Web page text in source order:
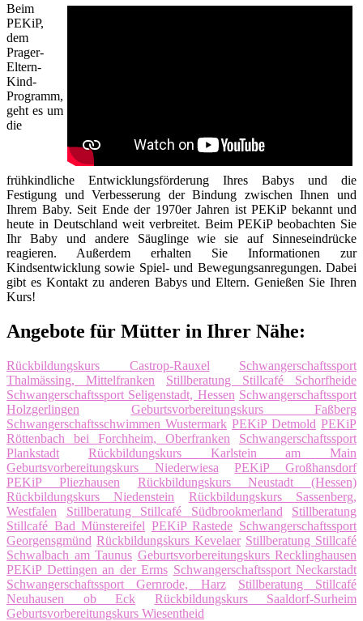
Beim
PEKiP,
dem
Prager-
Eltern-
Kind-
Programm,
geht es um
die
frühkindliche Entwicklungsförderung Ihres Babys und die
Festigung und Verbesserung der Bindung zwischen Ihnen und
Ihrem Baby. Seit Ende der 1970er Jahren ist PEKiP bekannt und
heute in Deutschland weit verbreitet. Beim PEKiP beobachten Sie
Ihr Baby und andere Säuglinge wie sie auf Sinneseindrücke
reagieren. Außerdem erhalten Sie Informationen zur
Kindsentwicklung sowie Spiel- und Bewegungsanregungen. Dabei
gibt es Kontakt zu anderen Babys und Eltern. Genießen Sie Ihren
Kurs!
Angebote für Mütter in Ihrer Nähe:
Rückbildungskurs Castrop-Rauxel
Schwangerschaftssport
Thalmässing, Mittelfranken
Stillberatung Stillcafé Schorfheide
Schwangerschaftssport Seligenstadt, Hessen Schwangerschaftssport
Holzgerlingen
Geburtsvorbereitungskurs Faßberg
Schwangerschaftsschwimmen Wustermark PEKiP Detmold PEKiP
Röttenbach bei Forchheim, Oberfranken
Schwangerschaftssport
Plankstadt
Rückbildungskurs Karlstein am Main
Geburtsvorbereitungskurs Niederwiesa
PEKiP Großhansdorf
PEKiP Pliezhausen
Rückbildungskurs Neustadt (Hessen)
Rückbildungskurs Niedenstein
Rückbildungskurs Sassenberg,
Westfalen
Stillberatung Stillcafé Südbrookmerland
Stillberatung
Stillcafé Bad Münstereifel PEKiP Rastede Schwangerschaftssport
Georgensgmünd Rückbildungskurs Kevelaer Stillberatung Stillcafé
Schwalbach am Taunus Geburtsvorbereitungskurs Recklinghausen
PEKiP Dettingen an der Erms Schwangerschaftssport Neckarstadt
Schwangerschaftssport Gernrode, Harz
Stillberatung Stillcafé
Neuhausen ob Eck
Rückbildungskurs Saaldorf-Surheim
Geburtsvorbereitungskurs Wiesentheid